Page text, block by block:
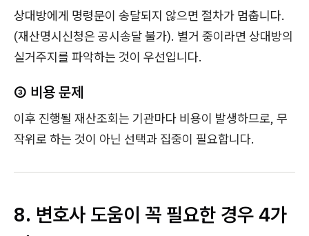
상대방에게 명령문이 송달되지 않으면 절차가 멈춥니다.
(재산명시신청은 공시송달 불가). 별거 중이라면 상대방의
실거주지를 파악하는 것이 우선입니다.
③ 비용 문제
이후 진행될 재산조회는 기관마다 비용이 발생하므로, 무
작위로 하는 것이 아닌 선택과 집중이 필요합니다.
8. 변호사 도움이 꼭 필요한 경우 4가